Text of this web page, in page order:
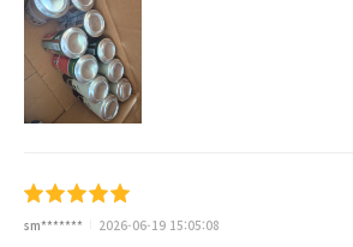
sm******* 2026-06-19 15:05:08